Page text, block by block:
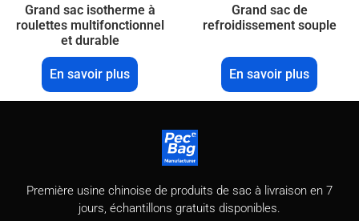
Grand sac isotherme à
roulettes multifonctionnel
et durable
En savoir plus
Grand sac de
refroidissement souple
En savoir plus
Première usine chinoise de produits de sac à livraison en 7
jours, échantillons gratuits disponibles.